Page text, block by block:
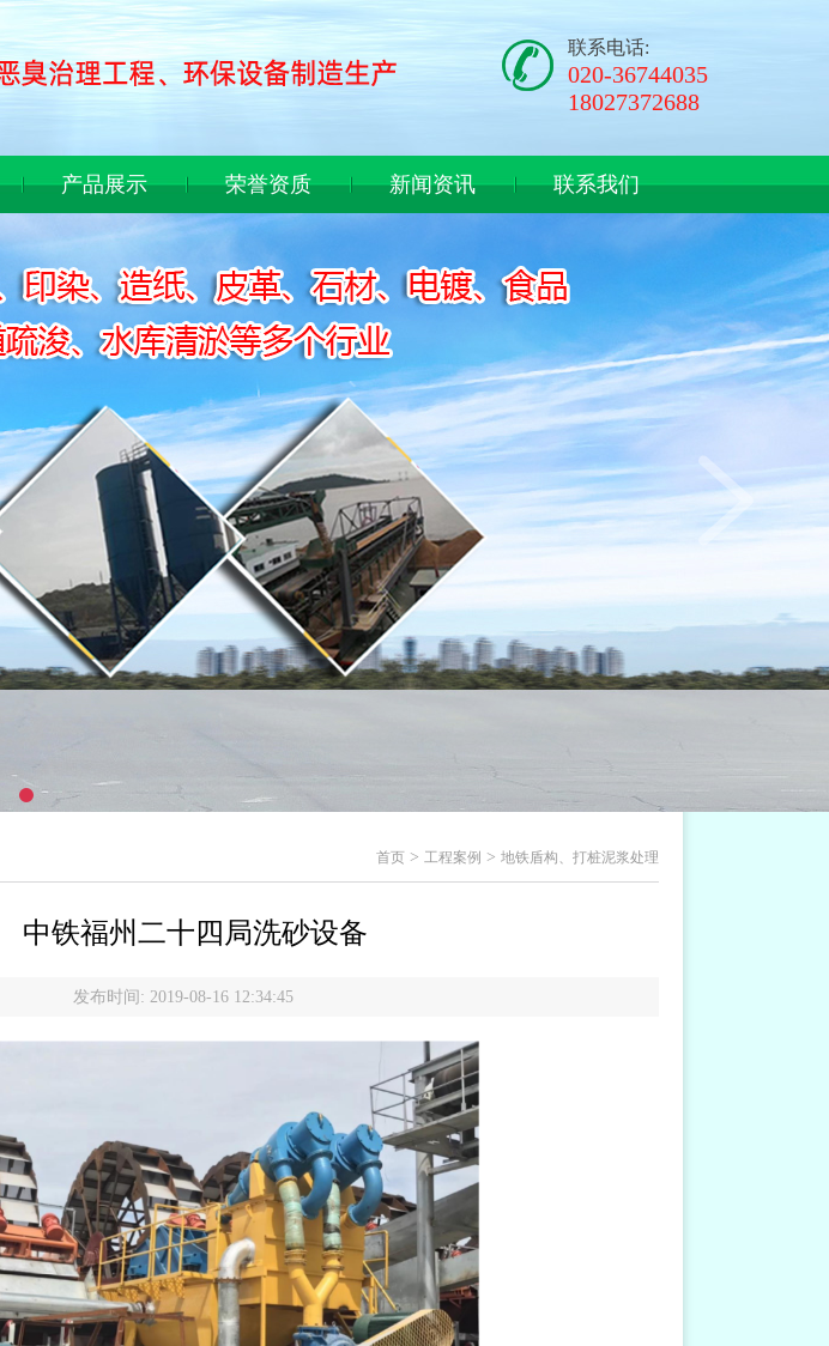
联系电话:
020-36744035
18027372688
产品展示 荣誉资质 新闻资讯 联系我们
首页 > 工程案例 > 地铁盾构、打桩泥浆处理
中铁福州二十四局洗砂设备
发布时间: 2019-08-16 12:34:45